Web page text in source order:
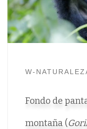
W-
Fondo de
montaña (